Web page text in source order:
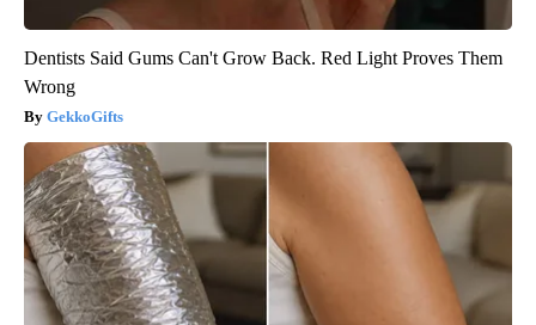
Dentists Said Gums Can't Grow Back. Red Light Proves Them
Wrong
GekkoGifts